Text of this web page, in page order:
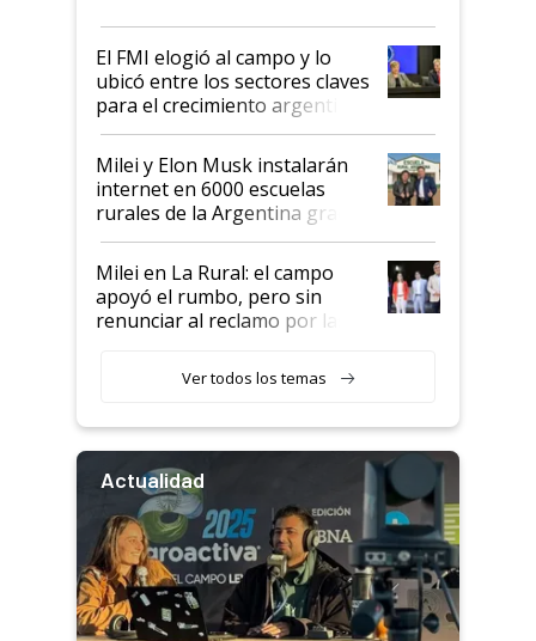
de Milei
El FMI elogió al campo y lo
ubicó entre los sectores claves
para el crecimiento argentino
Milei y Elon Musk instalarán
internet en 6000 escuelas
rurales de la Argentina gracias
a un acuerdo con Starlink
Milei en La Rural: el campo
apoyó el rumbo, pero sin
renunciar al reclamo por las
Ver todos los temas
Actualidad